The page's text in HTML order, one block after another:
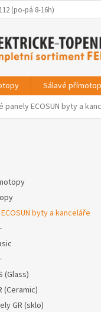
(po-pá 8-16h)
Sálavé
panely ECOSUN byty a
byty a kanceláře
(Glass)
(Ceramic)
GR (sklo)